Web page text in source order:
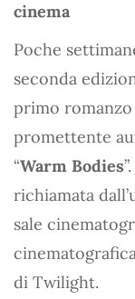
cinema
Poche
seconda
primo
promettente
“Warm Bodies
richiamata
sale
di Twilight.